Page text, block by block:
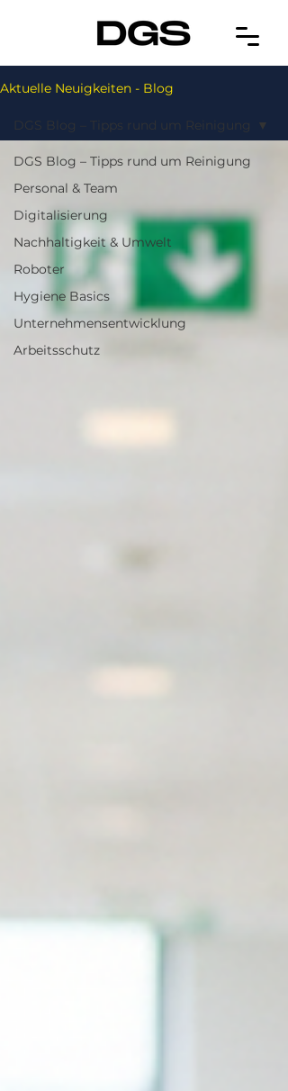
Aktuelle Neuigkeiten - Blog
DGS Blog – Tipps rund um Reinigung
Personal & Team
Digitalisierung
Nachhaltigkeit & Umwelt
Roboter
Hygiene Basics
Unternehmensentwicklung
Arbeitsschutz
DGS Blog – Tipps rund um Reinigung